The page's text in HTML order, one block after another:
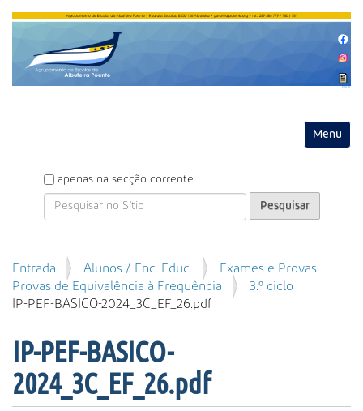
Toggle
P
e
i
s
a
apenas na secção corrente
P
e
s
a
A
Entrada Alunos / Enc. Educ.
Exames e Provas
Provas de Equivalência à Frequência
3.º ciclo
IP-PEF-BASICO-2024_3C_EF_26.pdf
IP-PEF-BASICO-
2024_3C_EF_26.pdf